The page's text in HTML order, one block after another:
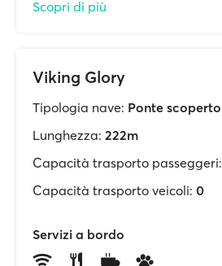
Scopri di più
Viking Glory
Tipologia nave: Ponte scoperto
Lunghezza: 222m
Capacità trasporto passeggeri:
Capacità trasporto veicoli: 0
Servizi a bordo